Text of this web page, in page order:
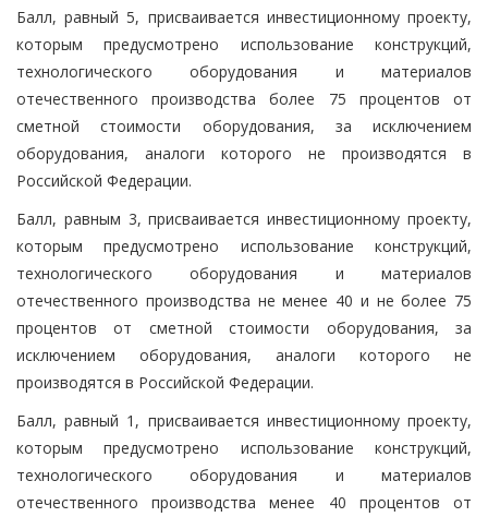
Балл, равный 5, присваивается инвестиционному проекту,
которым предусмотрено использование конструкций,
технологического оборудования и материалов
отечественного производства более 75 процентов от
сметной стоимости оборудования, за исключением
оборудования, аналоги которого не производятся в
Российской Федерации.
Балл, равным 3, присваивается инвестиционному проекту,
которым предусмотрено использование конструкций,
технологического оборудования и материалов
отечественного производства не менее 40 и не более 75
процентов от сметной стоимости оборудования, за
исключением оборудования, аналоги которого не
производятся в Российской Федерации.
Балл, равный 1, присваивается инвестиционному проекту,
которым предусмотрено использование конструкций,
технологического оборудования и материалов
отечественного производства менее 40 процентов от